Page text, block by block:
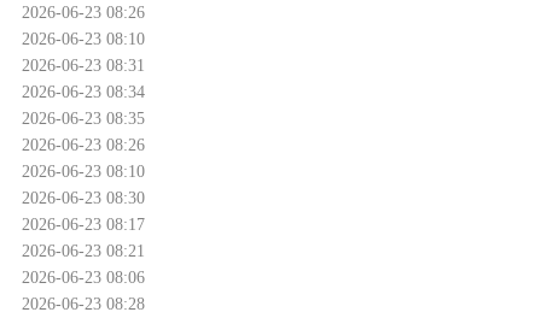
2026-06-23 08:26
2026-06-23 08:10
2026-06-23 08:31
2026-06-23 08:34
2026-06-23 08:35
2026-06-23 08:26
2026-06-23 08:10
2026-06-23 08:30
2026-06-23 08:17
2026-06-23 08:21
2026-06-23 08:06
2026-06-23 08:28